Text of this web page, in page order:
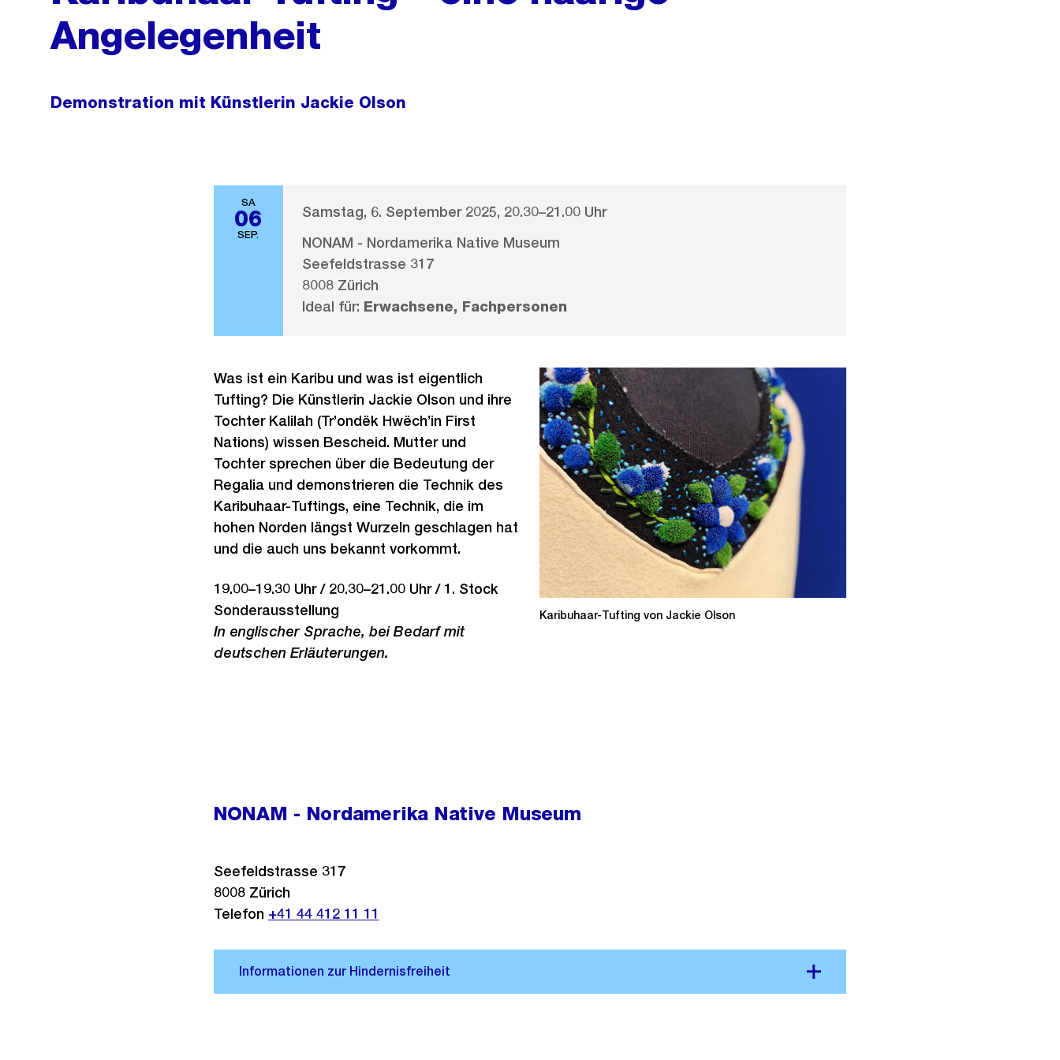
Angelegenheit
Demonstration mit Künstlerin Jackie Olson
SA
06
SEP.
Samstag, 6. September 2025, 20.30–21.00 Uhr
NONAM - Nordamerika Native Museum
Seefeldstrasse 317
8008 Zürich
Ideal für: Erwachsene, Fachpersonen
Was ist ein Karibu und was ist eigentlich
Tufting? Die Künstlerin Jackie Olson und ihre
Tochter Kalilah (Tr’ondëk Hwëch’in First
Nations) wissen Bescheid. Mutter und
Tochter sprechen über die Bedeutung der
Regalia und demonstrieren die Technik des
Karibuhaar-Tuftings, eine Technik, die im
hohen Norden längst Wurzeln geschlagen hat
und die auch uns bekannt vorkommt.
19.00–19.30 Uhr / 20.30–21.00 Uhr / 1. Stock
Sonderausstellung
In englischer Sprache, bei Bedarf mit
deutschen Erläuterungen.
Karibuhaar-Tufting von Jackie Olson
NONAM - Nordamerika Native Museum
Seefeldstrasse 317
8008 Zürich
Telefon +41 44 412 11 11